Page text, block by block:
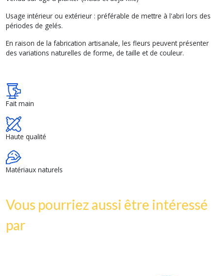
Usage intérieur ou extérieur : préférable de mettre à l'abri lors des
périodes de gelés.
En raison de la fabrication artisanale, les fleurs peuvent présenter
des variations naturelles de forme, de taille et de couleur.
Fait main
Haute qualité
Matériaux naturels
Vous pourriez aussi être intéressé
par